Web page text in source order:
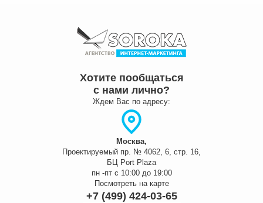
Хотите пообщаться
с нами лично?
Ждем Вас по адресу:
Москва,
Проектируемый пр. № 4062, 6, стр. 16,
БЦ Port Plaza
пн -пт с 10:00 до 19:00
Посмотреть на карте
+7 (499) 424-03-65